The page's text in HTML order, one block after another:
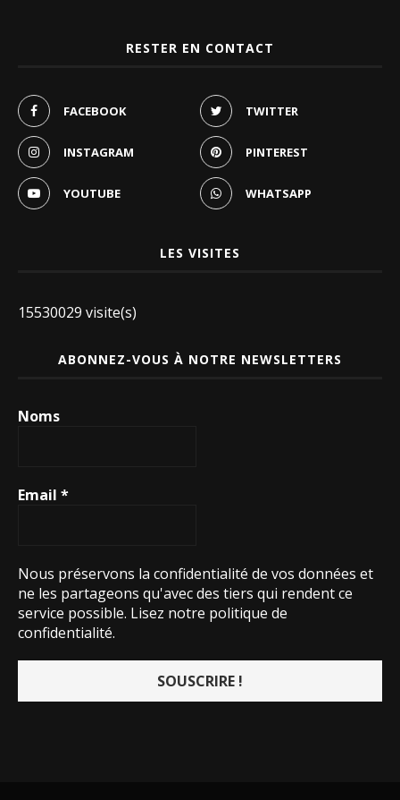
RESTER EN CONTACT
FACEBOOK TWITTER
INSTAGRAM PINTEREST
YOUTUBE WHATSAPP
LES VISITES
15530029 visite(s)
ABONNEZ-VOUS À NOTRE NEWSLETTERS
Noms
Email *
Nous préservons la confidentialité de vos données et
ne les partageons qu'avec des tiers qui rendent ce
service possible. Lisez notre politique de
confidentialité.